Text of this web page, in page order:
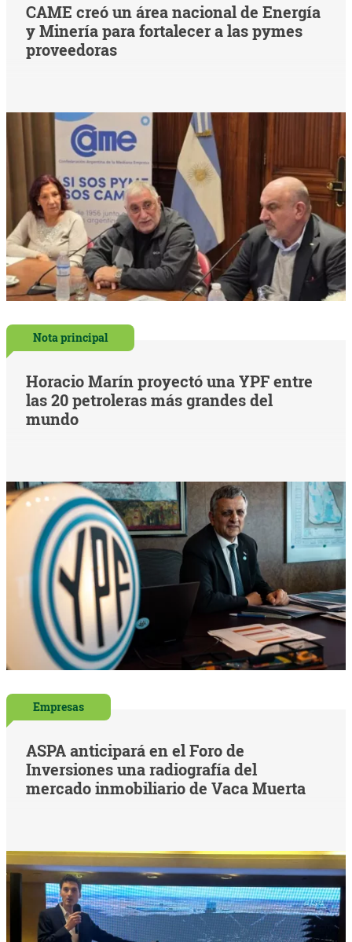
CAME creó un área nacional de Energía
y Minería para fortalecer a las pymes
proveedoras
Nota principal
Horacio Marín proyectó una YPF entre
las 20 petroleras más grandes del
mundo
Empresas
ASPA anticipará en el Foro de
Inversiones una radiografía del
mercado inmobiliario de Vaca Muerta